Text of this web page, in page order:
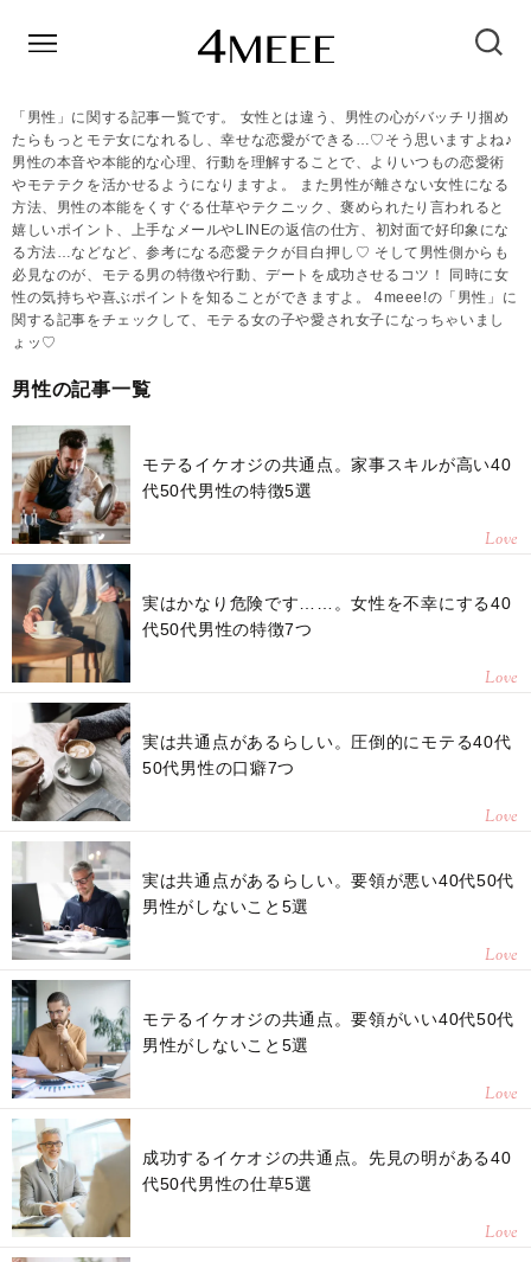
「男性」に関する記事一覧です。 女性とは違う、男性の心がバッチリ掴め
たらもっとモテ女になれるし、幸せな恋愛ができる…♡そう思いますよね♪
男性の本音や本能的な心理、行動を理解することで、よりいつもの恋愛術
やモテテクを活かせるようになりますよ。 また男性が離さない女性になる
方法、男性の本能をくすぐる仕草やテクニック、褒められたり言われると
嬉しいポイント、上手なメールやLINEの返信の仕方、初対面で好印象にな
る方法…などなど、参考になる恋愛テクが目白押し♡ そして男性側からも
必見なのが、モテる男の特徴や行動、デートを成功させるコツ！ 同時に女
性の気持ちや喜ぶポイントを知ることができますよ。 4meee!の「男性」に
関する記事をチェックして、モテる女の子や愛され女子になっちゃいまし
ょッ♡
男性の記事一覧
モテるイケオジの共通点。家事スキルが高い40
代50代男性の特徴5選
Love
実はかなり危険です……。女性を不幸にする40
代50代男性の特徴7つ
Love
実は共通点があるらしい。圧倒的にモテる40代
50代男性の口癖7つ
Love
実は共通点があるらしい。要領が悪い40代50代
男性がしないこと5選
Love
モテるイケオジの共通点。要領がいい40代50代
男性がしないこと5選
Love
成功するイケオジの共通点。先見の明がある40
代50代男性の仕草5選
Love